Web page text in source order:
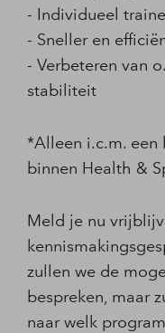
- Individueel
- Sneller en
- Verbeteren van
stabiliteit
*Alleen i.c.m.
binnen Health &
Meld je nu
zullen we de
bespreken, maar
naar welk